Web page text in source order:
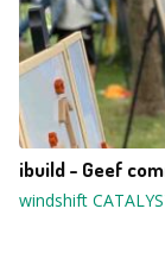
ibuild - Geef
windshift